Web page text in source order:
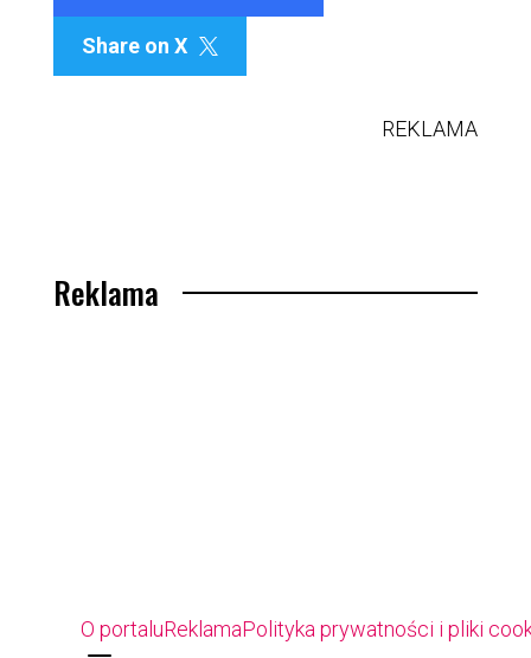
Share on X 
REKLAMA
Reklama
O portaluReklamaPolityka prywatności i pliki